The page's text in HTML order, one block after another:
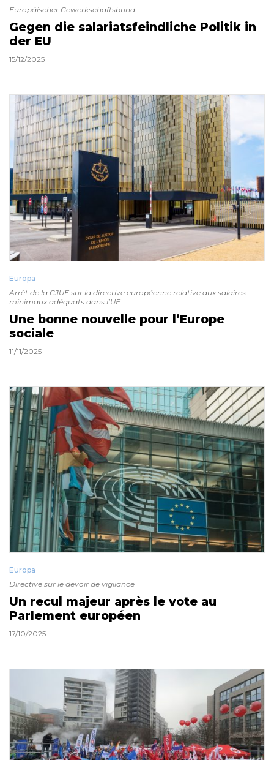
Europäischer Gewerkschaftsbund
Gegen die salariatsfeindliche Politik in
der EU
15/12/2025
Europa
Arrêt de la CJUE sur la directive européenne relative aux salaires
minimaux adéquats dans l’UE
Une bonne nouvelle pour l’Europe
sociale
11/11/2025
Europa
Directive sur le devoir de vigilance
Un recul majeur après le vote au
Parlement européen
17/10/2025